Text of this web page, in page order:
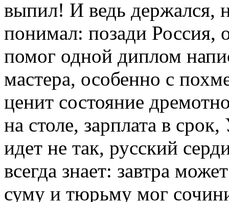
выпил! И ведь держался,
понимал: позади Россия,
помог одной диплом
мастера, особенно с
ценит состояние
на столе, зарплата в
идет не так, русский
всегда знает: завтра
суму и тюрьму мог